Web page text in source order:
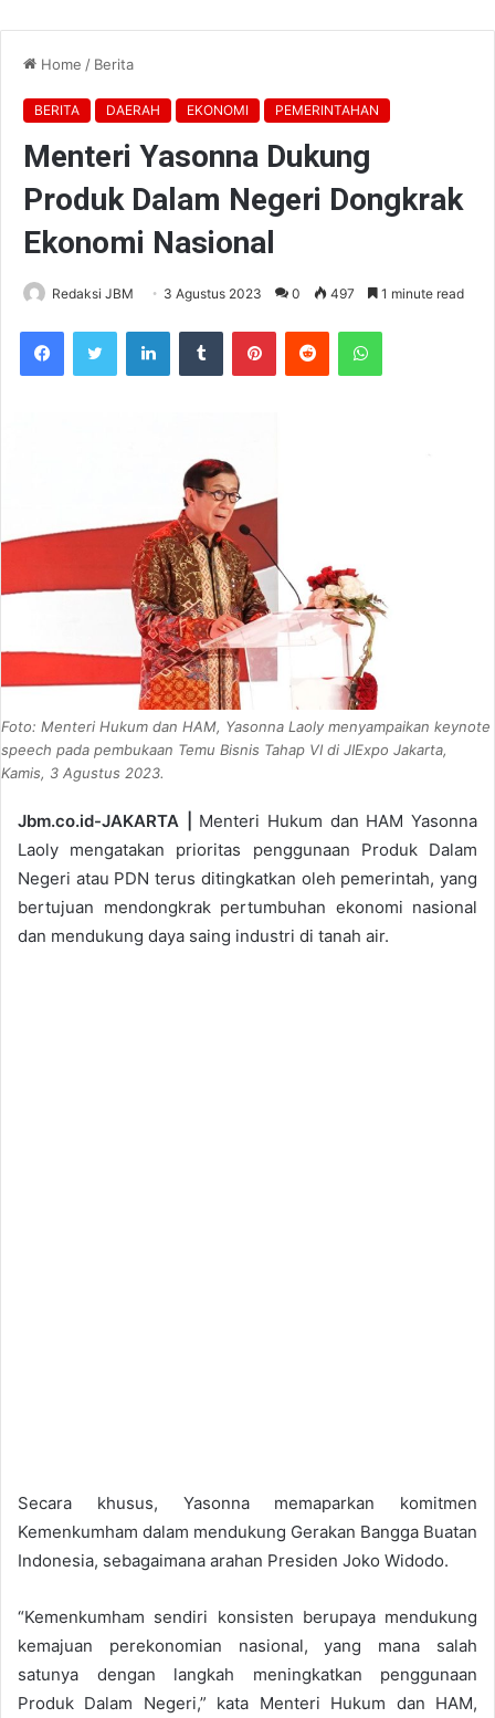
Home / Berita
BERITA DAERAH EKONOMI PEMERINTAHAN
Menteri Yasonna Dukung
Produk Dalam Negeri Dongkrak
Ekonomi Nasional
Redaksi JBM 3 Agustus 2023 0 497 1 minute read
Foto: Menteri Hukum dan HAM, Yasonna Laoly menyampaikan keynote
speech pada pembukaan Temu Bisnis Tahap VI di JIExpo Jakarta,
Kamis, 3 Agustus 2023.
Jbm.co.id-JAKARTA |
Menteri Hukum dan HAM Yasonna
Laoly mengatakan prioritas penggunaan Produk Dalam
Negeri atau PDN terus ditingkatkan oleh pemerintah, yang
bertujuan mendongkrak pertumbuhan ekonomi nasional
dan mendukung daya saing industri di tanah air.
Secara khusus, Yasonna memaparkan komitmen
Kemenkumham dalam mendukung Gerakan Bangga Buatan
Indonesia, sebagaimana arahan Presiden Joko Widodo.
“Kemenkumham sendiri konsisten berupaya mendukung
kemajuan perekonomian nasional, yang mana salah
satunya dengan langkah meningkatkan penggunaan
Produk Dalam Negeri,” kata Menteri Hukum dan HAM,